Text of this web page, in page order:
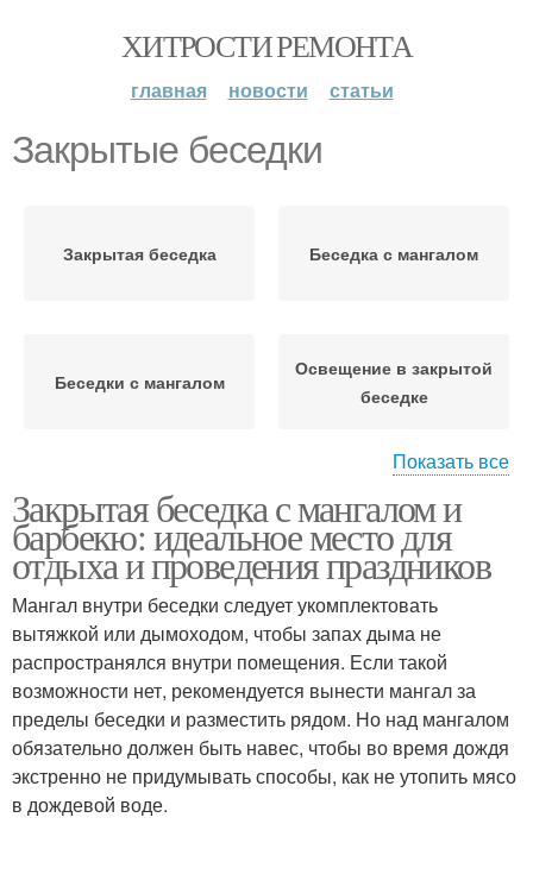
ХИТРОСТИ РЕМОНТА
главная новости статьи
Закрытые беседки
Закрытая беседка Беседка с мангалом
Беседки с мангалом
Освещение в закрытой
беседке
Современные беседки Бюджетная беседка
Всесезонная беседка Зимний беседка
Закрытый тип Беседки для дачи
Показать все
Закрытая беседка с мангалом и
барбекю: идеальное место для
отдыха и проведения праздников
Мангал внутри беседки следует укомплектовать
вытяжкой или дымоходом, чтобы запах дыма не
распространялся внутри помещения. Если такой
возможности нет, рекомендуется вынести мангал за
пределы беседки и разместить рядом. Но над мангалом
обязательно должен быть навес, чтобы во время дождя
экстренно не придумывать способы, как не утопить мясо
в дождевой воде.